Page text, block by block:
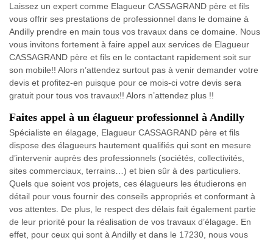
Laissez un expert comme Elagueur CASSAGRAND père et fils
vous offrir ses prestations de professionnel dans le domaine à
Andilly prendre en main tous vos travaux dans ce domaine. Nous
vous invitons fortement à faire appel aux services de Elagueur
CASSAGRAND père et fils en le contactant rapidement soit sur
son mobile!! Alors n’attendez surtout pas à venir demander votre
devis et profitez-en puisque pour ce mois-ci votre devis sera
gratuit pour tous vos travaux!! Alors n’attendez plus !!
Faites appel à un élagueur professionnel à Andilly
Spécialiste en élagage, Elagueur CASSAGRAND père et fils
dispose des élagueurs hautement qualifiés qui sont en mesure
d’intervenir auprès des professionnels (sociétés, collectivités,
sites commerciaux, terrains…) et bien sûr à des particuliers.
Quels que soient vos projets, ces élagueurs les étudierons en
détail pour vous fournir des conseils appropriés et conformant à
vos attentes. De plus, le respect des délais fait également partie
de leur priorité pour la réalisation de vos travaux d’élagage. En
effet, pour ceux qui sont à Andilly et dans le 17230, nous vous